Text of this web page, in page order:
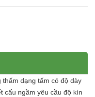
thấm dạng tấm có độ dày
cấu ngầm yêu cầu độ kín